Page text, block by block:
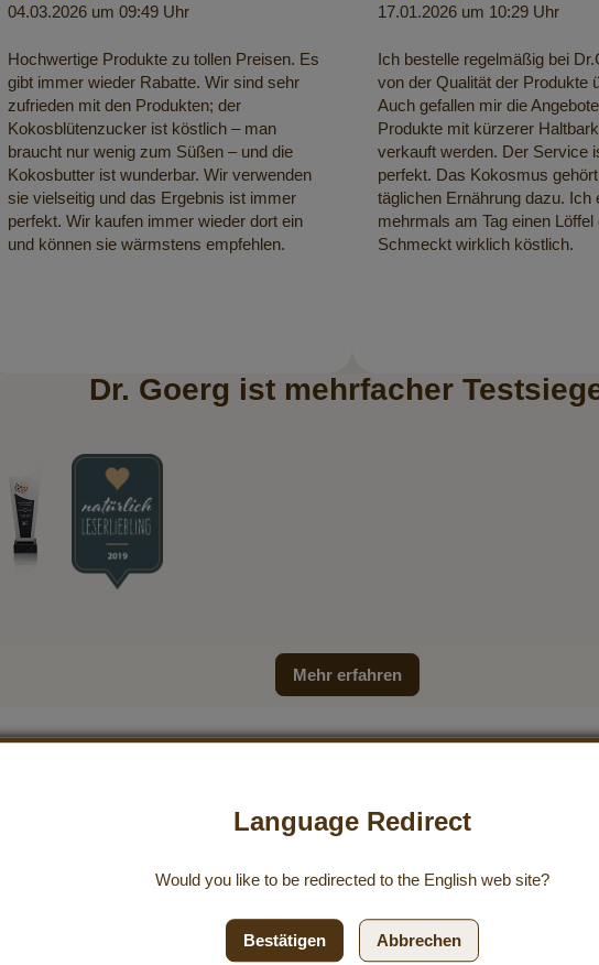
04.03.2026 um 09:49 Uhr
Hochwertige Produkte zu tollen Preisen. Es
gibt immer wieder Rabatte. Wir sind sehr
zufrieden mit den Produkten; der
Kokosblütenzucker ist köstlich – man
braucht nur wenig zum Süßen – und die
Kokosbutter ist wunderbar. Wir verwenden
sie vielseitig und das Ergebnis ist immer
perfekt. Wir kaufen immer wieder dort ein
und können sie wärmstens empfehlen.
17.01.2026 um 10:29 Uhr
Ich bestelle regelmäßig bei
von der Qualität der Produkte
Auch gefallen mir die
Produkte mit kürzerer
verkauft werden. Der Service
perfekt. Das Kokosmus
täglichen Ernährung dazu. Ich
mehrmals am Tag einen Löffel
Schmeckt wirklich köstlich.
Dr. Goerg ist mehrfacher
Mehr erfahren
Language Redirect
Would you like to be redirected to the English web site?
Bestätigen Abbrechen